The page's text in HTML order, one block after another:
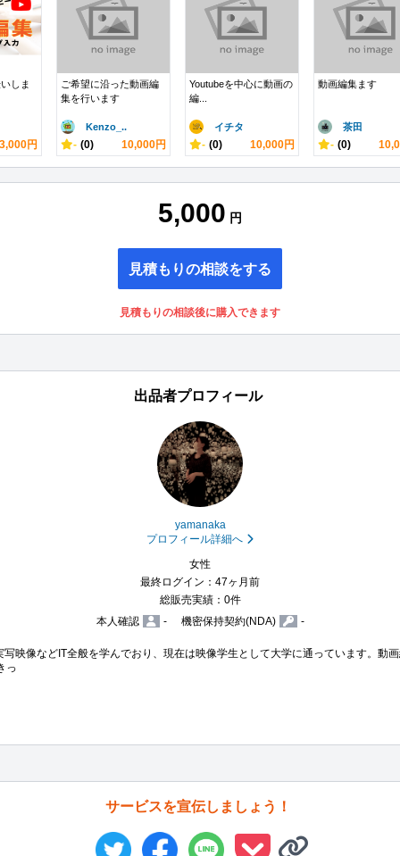
しま
3,000円
ご希望に沿った動画編
集を行います
Kenzo_..
- (0) 10,000円
Youtubeを中心に動画の
編...
イチタ
- (0) 10,000円
動画編集ます
茶田
- (0)
5,000 円
見積もりの相談をする
見積もりの相談後に購入できます
出品者プロフィール
yamanaka
プロフィール詳細へ
女性
最終ログイン：47ヶ月前
総販売実績：0件
本人確認
- 機密保持契約(NDA) -
映像などIT全般を学んでおり、現在は映像学生として大学に通っています。動
っ
サービスを宣伝しましょう！